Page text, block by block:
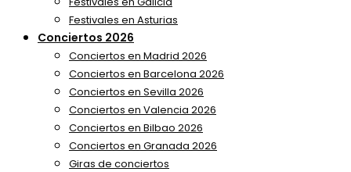
Festivales en Asturias
Conciertos 2026
Conciertos en Madrid 2026
Conciertos en Barcelona 2026
Conciertos en Sevilla 2026
Conciertos en Valencia 2026
Conciertos en Bilbao 2026
Conciertos en Granada 2026
Giras de conciertos